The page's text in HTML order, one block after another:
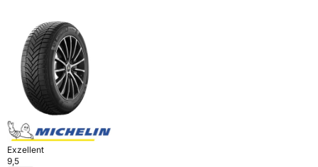
Exzellent
9,5